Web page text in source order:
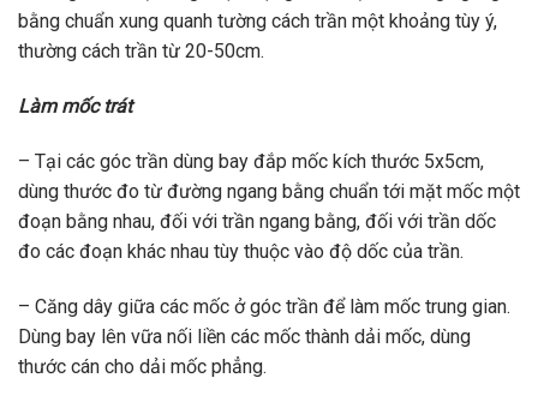
bằng chuẩn xung quanh tường cách trần một khoảng tùy ý,
thường cách trần từ 20-50cm.
Làm mốc trát
– Tại các góc trần dùng bay đắp mốc kích thước 5x5cm,
dùng thước đo từ đường ngang bằng chuẩn tới mặt mốc một
đoạn bằng nhau, đối với trần ngang bằng, đối với trần dốc
đo các đoạn khác nhau tùy thuộc vào độ dốc của trần.
– Căng dây giữa các mốc ở góc trần để làm mốc trung gian.
Dùng bay lên vữa nối liền các mốc thành dải mốc, dùng
thước cán cho dải mốc phẳng.